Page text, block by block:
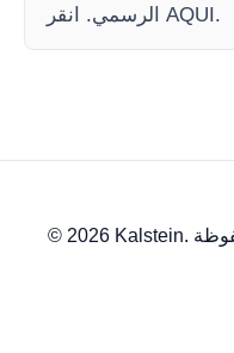
الرسمي. انقر AQUI.